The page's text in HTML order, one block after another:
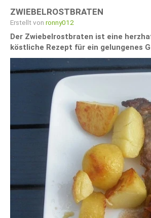
ZWIEBELROSTBRATEN
Erstellt von ronny012
Der Zwiebelrostbraten ist eine
köstliche Rezept für ein gelungenes